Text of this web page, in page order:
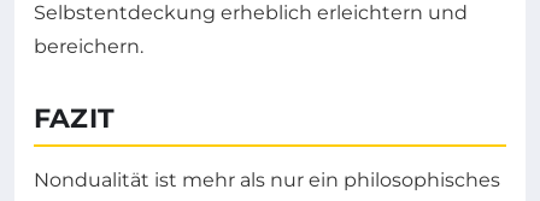
Selbstentdeckung erheblich erleichtern und
bereichern.
FAZIT
Nondualität ist mehr als nur ein philosophisches